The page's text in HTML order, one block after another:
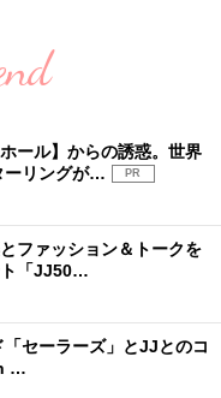
ール】からの誘惑。世界
ーリングが…
PR
ファッション＆トークを
ト「JJ50…
セーラーズ」とJJとのコ
…